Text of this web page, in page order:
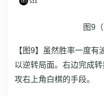
图9
【图9】虽然胜率一度
以逆转局面。右边完成
攻右上角白棋的手段。